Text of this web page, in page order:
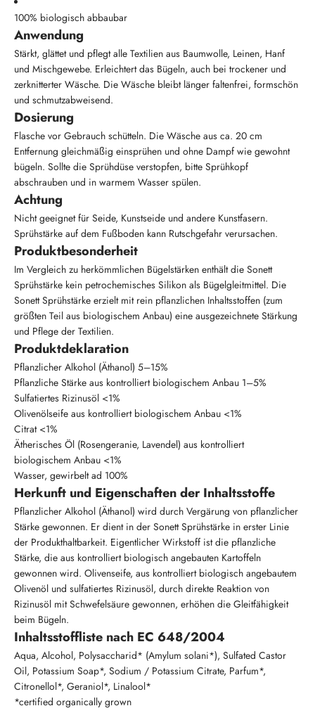
100% biologisch abbaubar
Anwendung
Stärkt, glättet und pflegt alle Textilien aus Baumwolle, Leinen, Hanf
und Mischgewebe. Erleichtert das Bügeln, auch bei trockener und
zerknitterter Wäsche. Die Wäsche bleibt länger faltenfrei, formschön
und schmutzabweisend.
Dosierung
Flasche vor Gebrauch schütteln. Die Wäsche aus ca. 20 cm
Entfernung gleichmäßig einsprühen und ohne Dampf wie gewohnt
bügeln. Sollte die Sprühdüse verstopfen, bitte Sprühkopf
abschrauben und in warmem Wasser spülen.
Achtung
Nicht geeignet für Seide, Kunstseide und andere Kunstfasern.
Sprühstärke auf dem Fußboden kann Rutschgefahr verursachen.
Produktbesonderheit
Im Vergleich zu herkömmlichen Bügelstärken enthält die Sonett
Sprühstärke kein petrochemisches Silikon als Bügelgleitmittel. Die
Sonett Sprühstärke erzielt mit rein pflanzlichen Inhaltsstoffen (zum
größten Teil aus biologischem Anbau) eine ausgezeichnete Stärkung
und Pflege der Textilien.
Produktdeklaration
Pflanzlicher Alkohol (Äthanol) 5–15%
Pflanzliche Stärke aus kontrolliert biologischem Anbau 1–5%
Sulfatiertes Rizinusöl <1%
Olivenölseife aus kontrolliert biologischem Anbau <1%
Citrat <1%
Ätherisches Öl (Rosengeranie, Lavendel) aus kontrolliert
biologischem Anbau <1%
Wasser, gewirbelt ad 100%
Herkunft und Eigenschaften der Inhaltsstoffe
Pflanzlicher Alkohol (Äthanol) wird durch Vergärung von pflanzlicher
Stärke gewonnen. Er dient in der Sonett Sprühstärke in erster Linie
der Produkthaltbarkeit. Eigentlicher Wirkstoff ist die pflanzliche
Stärke, die aus kontrolliert biologisch angebauten Kartoffeln
gewonnen wird. Olivenseife, aus kontrolliert biologisch angebautem
Olivenöl und sulfatiertes Rizinusöl, durch direkte Reaktion von
Rizinusöl mit Schwefelsäure gewonnen, erhöhen die Gleitfähigkeit
beim Bügeln.
Inhaltsstoffliste nach EC 648/2004
Aqua, Alcohol, Polysaccharid* (Amylum solani*), Sulfated Castor
Oil, Potassium Soap*, Sodium / Potassium Citrate, Parfum*,
Citronellol*, Geraniol*, Linalool*
*certified organically grown